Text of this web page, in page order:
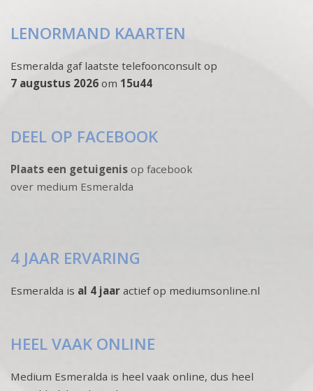
LENORMAND KAARTEN
Esmeralda gaf laatste telefoonconsult op
7 augustus 2026 om 15u44
DEEL OP FACEBOOK
Plaats een getuigenis op facebook
over medium Esmeralda
4 JAAR ERVARING
Esmeralda is al 4 jaar actief op mediumsonline.nl
HEEL VAAK ONLINE
Medium Esmeralda is heel vaak online, dus heel